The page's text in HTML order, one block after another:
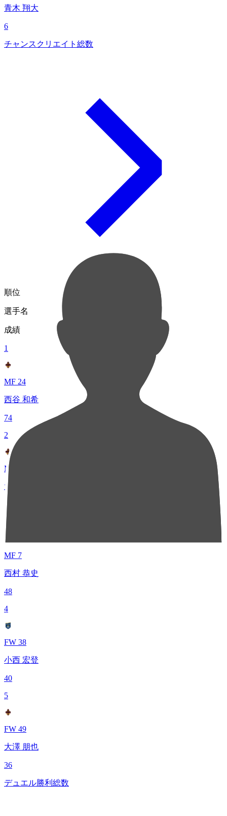
青木 翔大
6
チャンスクリエイト総数
順位
選手名
成績
1
MF 24
西谷 和希
74
2
MF 8
大山 啓輔
50
3
MF 7
西村 恭史
48
4
FW 38
小西 宏登
40
5
FW 49
大澤 朋也
36
デュエル勝利総数